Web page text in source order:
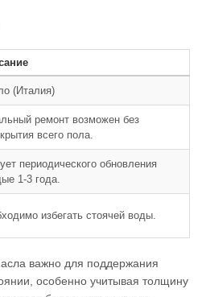
(Италия)
ремонт возможен без
всего пола.
периодического обновления
1-3 года.
избегать стоячей воды.
важно для поддержания
особенно учитывая толщину